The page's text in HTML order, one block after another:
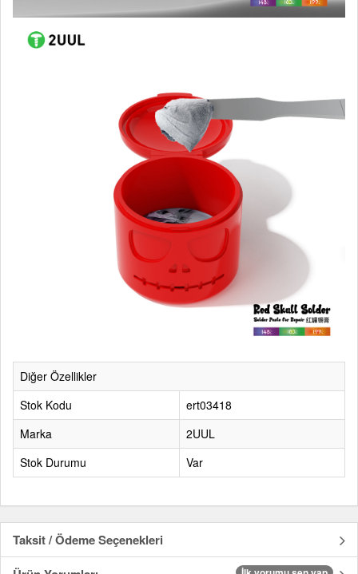
Diğer Özellikler
Stok Kodu
ert03418
Marka
2UUL
Stok Durumu
Var
Taksit / Ödeme Seçenekleri